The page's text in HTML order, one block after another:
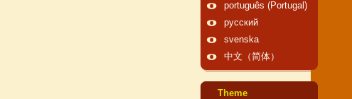
português (Portugal)
русский
svenska
中文（简体）
Theme